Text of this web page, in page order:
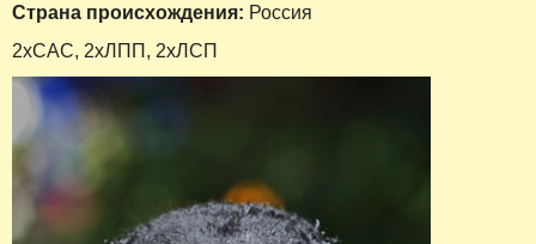
Страна происхождения: Россия
2хСАС, 2хЛПП, 2хЛСП